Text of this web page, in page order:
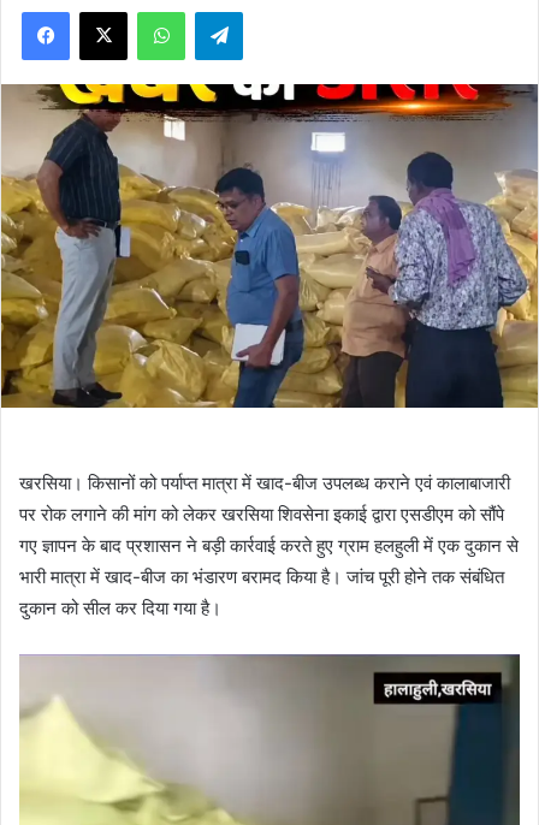
Facebook
X WhatsAppTelegram
खरसिया। किसानों को पर्याप्त मात्रा में खाद-बीज उपलब्ध कराने एवं कालाबाजारी
पर रोक लगाने की मांग को लेकर खरसिया शिवसेना इकाई द्वारा एसडीएम को सौंपे
गए ज्ञापन के बाद प्रशासन ने बड़ी कार्रवाई करते हुए ग्राम हलहुली में एक दुकान से
भारी मात्रा में खाद-बीज का भंडारण बरामद किया है। जांच पूरी होने तक संबंधित
दुकान को सील कर दिया गया है।